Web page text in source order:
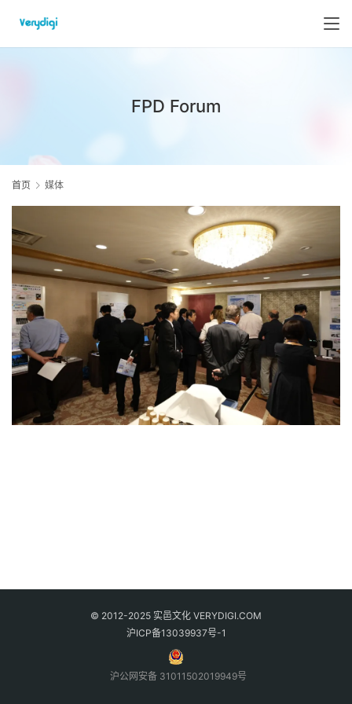
FPD Forum
首页 媒体
© 2012-2025 实邑文化 VERYDIGI.COM
沪ICP备13039937号-1
沪公网安备 31011502019949号